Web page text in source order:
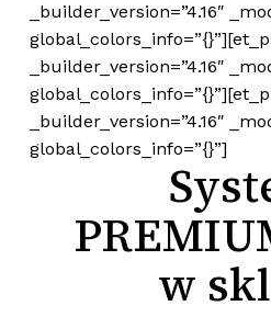
Brak
_builder_version=”4.16″
_builder_version=”4.16″
_builder_version=”4.16″
global_colors_info=”{}”]
w